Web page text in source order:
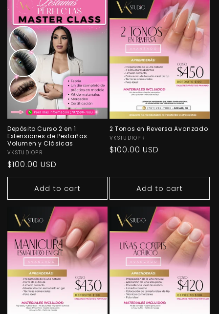
Depósito Curso 2 en 1:
Extensiones de Pestañas
Volumen y Clásicas
Vendor:
VKSTUDIOPR
Regular
price
$100.00 USD
Add to cart
2 Tonos en Reversa Avanzado
Vendor:
VKSTUDIOPR
Regular
$100.00 USD
Add to cart